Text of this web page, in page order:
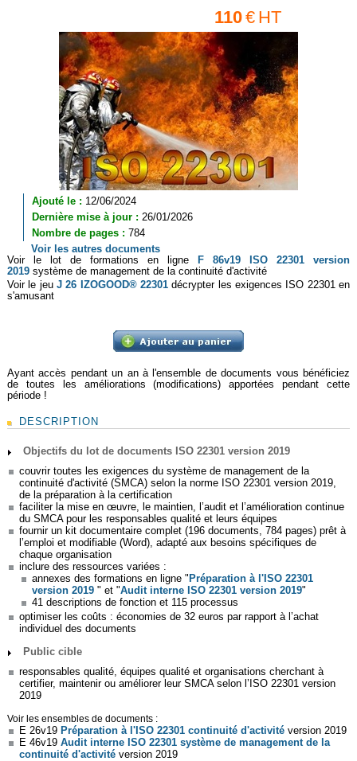
110€ HT
Ajouté le : 12/06/2024
Dernière mise à jour : 26/01/2026
Nombre de pages : 784
Voir les autres documents
Voir le lot de formations en ligne
F 86v19 ISO 22301 version
2019système de management de la continuité d'activité
Voir le jeu J 26 IZOGOOD® 22301décrypter les exigences ISO 22301 en
s'amusant
Ayant accès pendant un an à l'ensemble de documents vous bénéficiez
de toutes les améliorations (modifications) apportées pendant cette
période !
DESCRIPTION
Objectifs du lot de documents ISO 22301 version 2019
couvrir toutes les exigences du système de management de la
continuité d'activité (SMCA) selon la norme ISO 22301 version 2019,
de la préparation à la certification
faciliter la mise en œuvre, le maintien, l’audit et l’amélioration continue
du SMCA pour les responsables qualité et leurs équipes
fournir un kit documentaire complet (196 documents, 784 pages) prêt à
l’emploi et modifiable (Word), adapté aux besoins spécifiques de
chaque organisation
inclure des ressources variées :
annexes des formations en ligne " Préparation à l'ISO 22301
version 2019 " et "Audit interne ISO 22301 version 2019"
41 descriptions de fonction et 115 processus
optimiser les coûts : économies de 32 euros par rapport à l’achat
individuel des documents
Public cible
responsables qualité, équipes qualité et organisations cherchant à
certifier, maintenir ou améliorer leur SMCA selon l’ISO 22301 version
2019
Voir les ensembles de documents :
E 26v19Préparation à l'ISO 22301 continuité d'activité version 2019
E 46v19Audit interne ISO 22301 système de management de la
continuité d'activité version 2019